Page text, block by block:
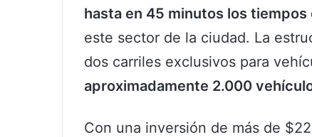
hasta en 45 minutos los tiempos
este sector de la ciudad. La
dos carriles exclusivos para
aproximadamente 2.000
Con una inversión de más de